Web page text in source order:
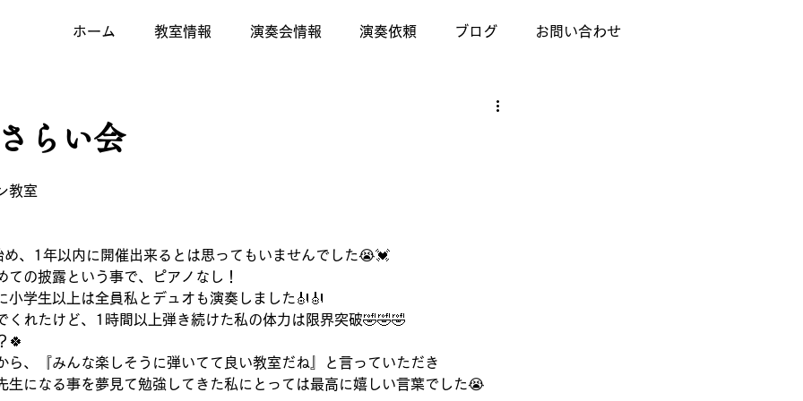
ホーム 教室情報 演奏会情報 演奏依頼 ブログ お問い合わせ
らい会
教室
、1年以内に開催出来るとは思ってもいませんでした😭💓
ての披露という事で、ピアノなし！
小学生以上は全員私とデュオも演奏しました🎻🎻
くれたけど、1時間以上弾き続けた私の体力は限界突破🤣🤣🤣
🍀
ら、『みんな楽しそうに弾いてて良い教室だね』と言っていただき
生になる事を夢見て勉強してきた私にとっては最高に嬉しい言葉でした😭